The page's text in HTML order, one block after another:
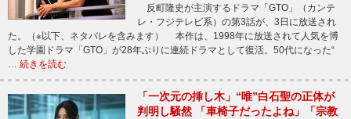
反町隆史が主演するドラマ「GTO」（カンテ
レ・フジテレビ系）の第3話が、3日に放送され
た。（※以下、ネタバレを含みます） 本作は、1998年に放送されて人気を博
した学園ドラマ「GTO」が28年ぶりに連続ドラマとして復活。50代になった“
… 続きを読む
「一次元の挿し木」“唯”白石聖の正体が
判明し騒然 「車椅子だったよね」「宗教